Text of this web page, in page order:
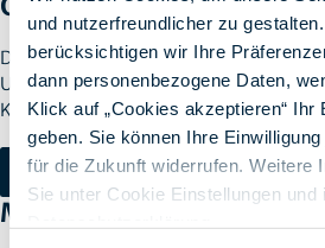
und nutzerfreundlicher zu
berücksichtigen wir Ihre
dann personenbezogene Daten,
Klick auf „Cookies akzeptieren“ Ihr
geben. Sie können Ihre
für die Zukunft widerrufen. Weitere
Sie unter Cookie Einstellungen und
Die VMware-Übernahme ist ein
Unternehmen, die jetzt strukturiert
Kostenkontrolle und technologische
Kontakt aufnehmen
Mehr erfahren